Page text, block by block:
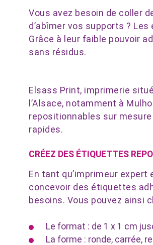
Vous avez besoin de coller
d’abîmer vos supports ?
Grâce à leur faible pouvoir
sans résidus.
Elsass Print, imprimerie
l’Alsace, notamment à
repositionnables sur
rapides.
CRÉEZ DES ÉTIQUETTES
En tant qu’imprimeur
concevoir des étiquettes
besoins. Vous pouvez ainsi
Le format : de 1 x 1 cm
La forme : ronde, carrée,